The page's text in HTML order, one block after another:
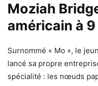
Moziah
américain à
Surnommé « Mo », le
lancé sa propre
spécialité : les nœuds